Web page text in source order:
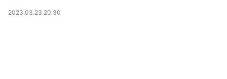
2023.03.23 20:30